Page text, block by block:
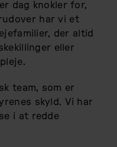
dag knokler for,
har vi et
der altid
eller
team, som er
skyld. Vi har
i at redde